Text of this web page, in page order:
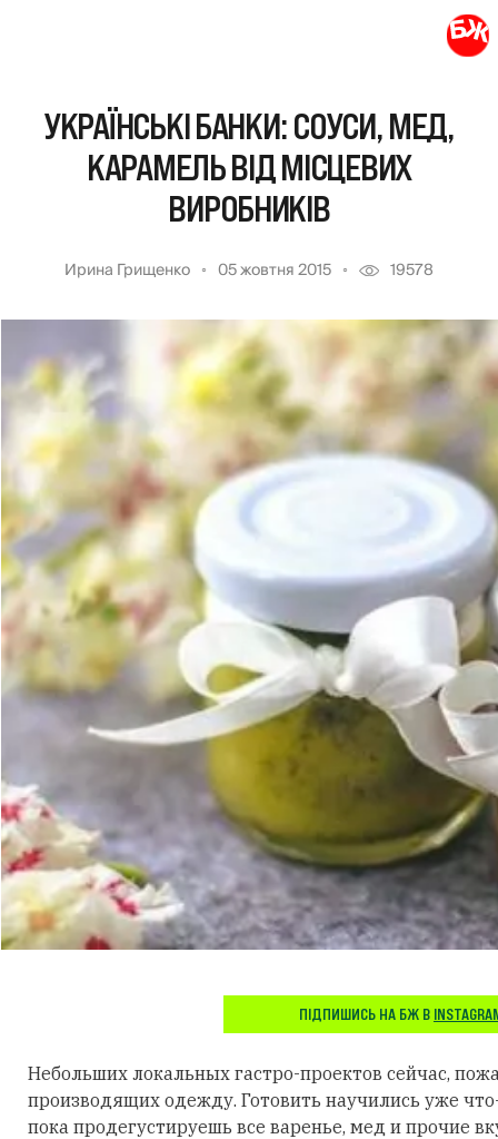
УКРАЇНСЬКІ БАНКИ: СОУСИ, МЕД,
КАРАМЕЛЬ ВІД МІСЦЕВИХ
ВИРОБНИКІВ
Ирина Грищенко 05 жовтня 2015 19578
ПІДПИШИСЬ НА БЖ В
Небольших локальных гастро-проектов сейчас,
производящих одежду. Готовить научились уже
пока продегустируешь все варенье, мед и прочие